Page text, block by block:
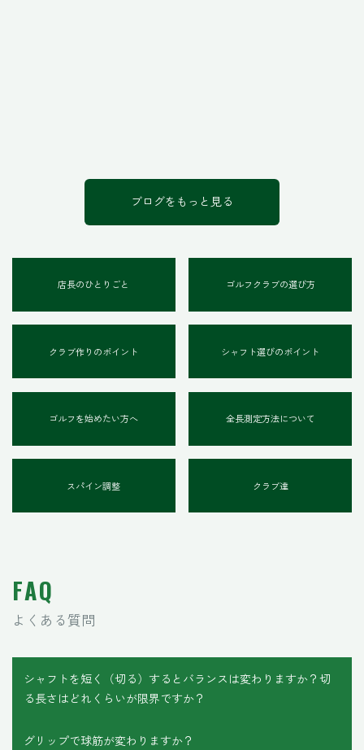
ブログをもっと見る
店長のひとりごと ゴルフクラブの選び方
クラブ作りのポイント シャフト選びのポイント
ゴルフを始めたい方へ 全長測定方法について
スパイン調整 クラブ達
FAQ
よくある質問
シャフトを短く（切る）するとバランスは変わりますか？切
る長さはどれくらいが限界ですか？
グリップで球筋が変わりますか？